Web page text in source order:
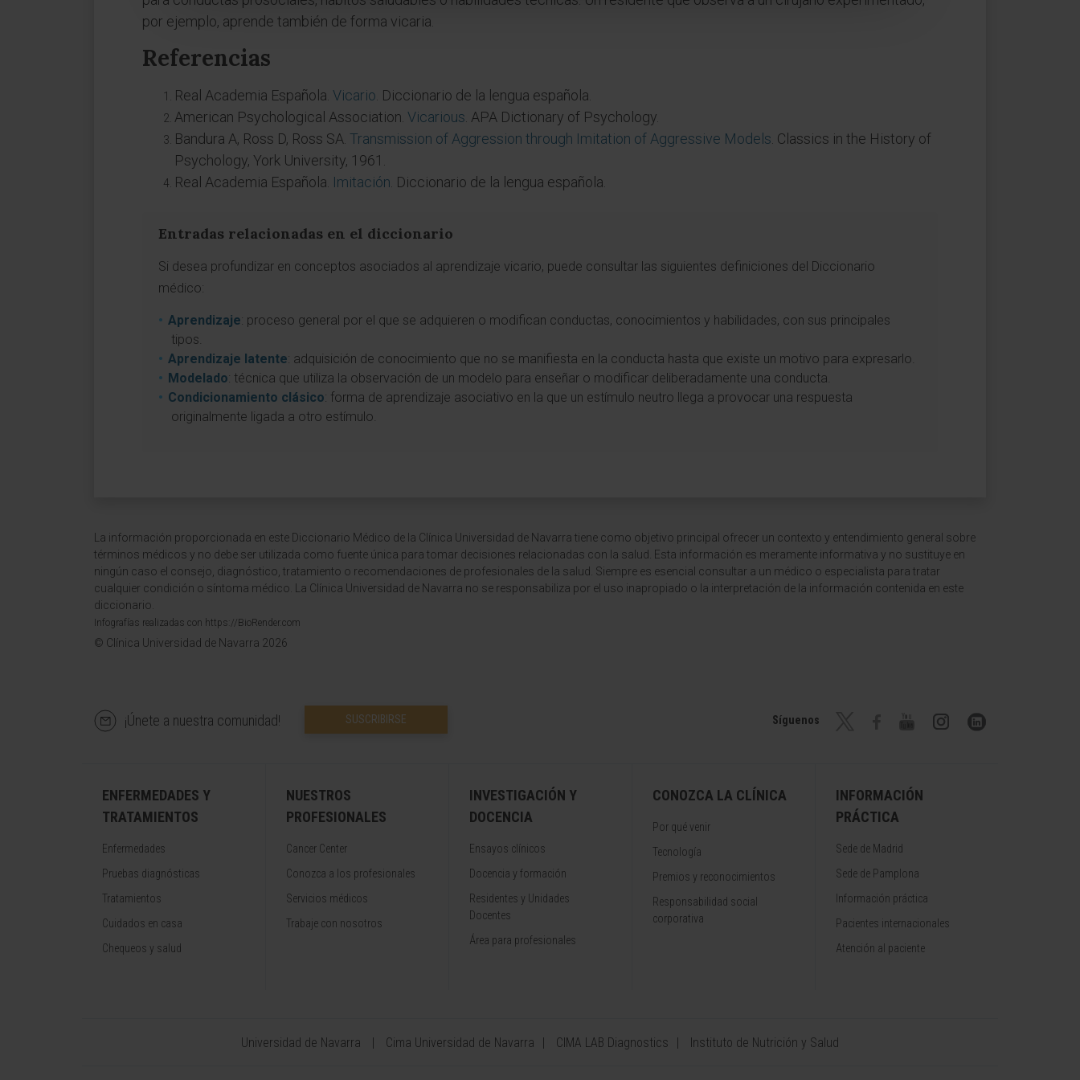
por ejemplo, aprende también de forma vicaria.
Referencias
Real Academia Española. Vicario . Diccionario de la lengua española.
American Psychological Association. Vicarious . APA Dictionary of Psychology.
Bandura A, Ross D, Ross SA. Transmission of Aggression through Imitation of Aggressive Models . Classics in the History of
Psychology, York University, 1961.
Real Academia Española. Imitación . Diccionario de la lengua española.
Entradas relacionadas en el diccionario
Si desea profundizar en conceptos asociados al aprendizaje vicario, puede consultar las siguientes definiciones del Diccionario
médico:
Aprendizaje: proceso general por el que se adquieren o modifican conductas, conocimientos y habilidades, con sus principales
tipos.
Aprendizaje latente: adquisición de conocimiento que no se manifiesta en la conducta hasta que existe un motivo para expresarlo.
Modelado: técnica que utiliza la observación de un modelo para enseñar o modificar deliberadamente una conducta.
Condicionamiento clásico: forma de aprendizaje asociativo en la que un estímulo neutro llega a provocar una respuesta
originalmente ligada a otro estímulo.
La información proporcionada en este Diccionario Médico de la Clínica Universidad de Navarra tiene como objetivo principal ofrecer un contexto y entendimiento general sobre
términos médicos y no debe ser utilizada como fuente única para tomar decisiones relacionadas con la salud. Esta información es meramente informativa y no sustituye en
ningún caso el consejo, diagnóstico, tratamiento o recomendaciones de profesionales de la salud. Siempre es esencial consultar a un médico o especialista para tratar
cualquier condición o síntoma médico. La Clínica Universidad de Navarra no se responsabiliza por el uso inapropiado o la interpretación de la información contenida en este
diccionario.
Infografías realizadas con https://BioRender.com
© Clínica Universidad de Navarra 2026
¡Únete a nuestra comunidad! SUSCRIBIRSE Síguenos
ENFERMEDADES Y
TRATAMIENTOS
Enfermedades
Pruebas diagnósticas
Tratamientos
Cuidados en casa
Chequeos y salud
NUESTROS
PROFESIONALES
Cancer Center
Conozca a los profesionales
Servicios médicos
Trabaje con nosotros
INVESTIGACIÓN Y
DOCENCIA
Ensayos clínicos
Docencia y formación
Residentes y Unidades
Docentes
Área para profesionales
CONOZCA LA CLÍNICA
Por qué venir
Tecnología
Premios y reconocimientos
Responsabilidad social
corporativa
INFORMACIÓN
PRÁCTICA
Sede de Madrid
Sede de Pamplona
Información práctica
Pacientes internacionales
Atención al paciente
Universidad de Navarra Cima Universidad de Navarra CIMA LAB Diagnostics Instituto de Nutrición y Salud